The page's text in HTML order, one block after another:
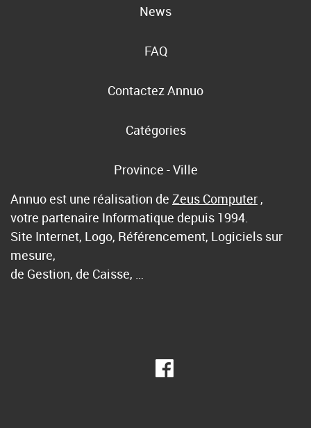
News
FAQ
Contactez Annuo
Catégories
Province - Ville
Annuo est une réalisation de Zeus Computer ,
votre partenaire Informatique depuis 1994.
Site Internet, Logo, Référencement, Logiciels sur
mesure,
de Gestion, de Caisse, …